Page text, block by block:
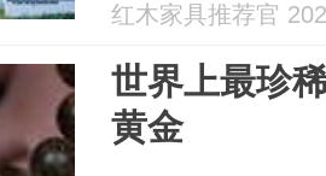
红木家具推荐官
世界上最珍
黄金